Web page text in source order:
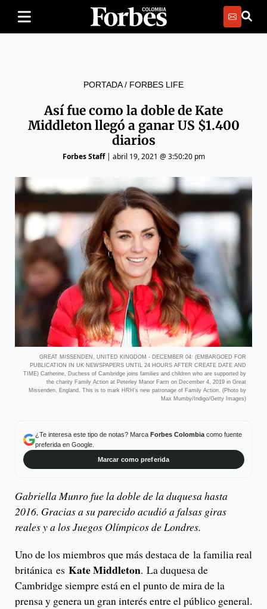
PORTADA/ FORBES LIFE
Así fue como la doble de Kate
Middleton llegó a ganar US $1.400
diarios
Forbes Staff| abril 19, 2021 @ 3:50:20 pm
GREAT MISSENDEN, UNITED KINGDOM - DECEMBER 04: (EMBARGOED FOR
PUBLICATION IN UK NEWSPAPERS UNTIL 24 HOURS AFTER CREATE DATE AND
TIME) Catherine, Duchess of Cambridge joins families and children who are supported by
the charity Family Action at Peterley Manor Farm on December 4, 2019 in Great
Missenden, England. This is to mark HRH's new patronage of Family Action. (Photo by
Max Mumby/Indigo/Getty Images)
¿Te interesa este tipo de notas? Marca Forbes Colombiacomo fuente
preferida en Google.
Marcar como preferida
Gabriella Munro fue la doble de la duquesa hasta
2016. Gracias a su parecido acudió a falsas giras
reales y a los Juegos Olímpicos de Londres.
Uno de los miembros que más destaca de la familia real
británica es Kate Middleton. La duquesa de
Cambridge siempre está en el punto de mira de la
prensa y genera un gran interés entre el público general.